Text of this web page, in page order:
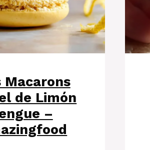
Macarons
de Limón
–